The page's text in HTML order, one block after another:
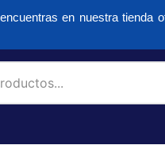
en nuestra tienda